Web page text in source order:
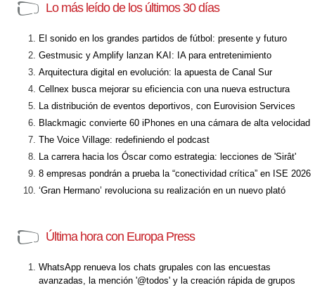
Lo más leído de los últimos 30 días
El sonido en los grandes partidos de fútbol: presente y futuro
Gestmusic y Amplify lanzan KAI: IA para entretenimiento
Arquitectura digital en evolución: la apuesta de Canal Sur
Cellnex busca mejorar su eficiencia con una nueva estructura
La distribución de eventos deportivos, con Eurovision Services
Blackmagic convierte 60 iPhones en una cámara de alta velocidad
The Voice Village: redefiniendo el podcast
La carrera hacia los Óscar como estrategia: lecciones de 'Sirât'
8 empresas pondrán a prueba la “conectividad crítica” en ISE 2026
‘Gran Hermano’ revoluciona su realización en un nuevo plató
Última hora con Europa Press
WhatsApp renueva los chats grupales con las encuestas
avanzadas, la mención '@todos' y la creación rápida de grupos